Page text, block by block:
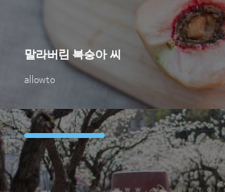
allowto
말라버린 복숭아 씨